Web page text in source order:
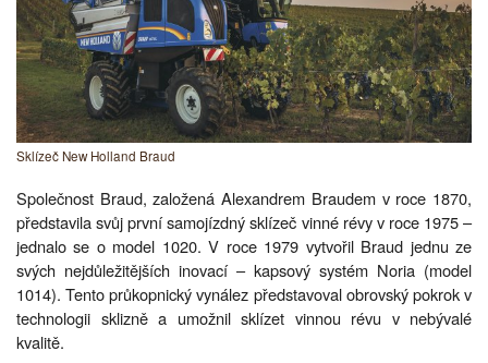
Sklízeč New Holland Braud
Společnost Braud, založená Alexandrem Braudem v roce 1870,
představila svůj první samojízdný sklízeč vinné révy v roce 1975 –
jednalo se o model 1020. V roce 1979 vytvořil Braud jednu ze
svých nejdůležitějších inovací – kapsový systém Noria (model
1014). Tento průkopnický vynález představoval obrovský pokrok v
technologii sklizně a umožnil sklízet vinnou révu v nebývalé
kvalitě.